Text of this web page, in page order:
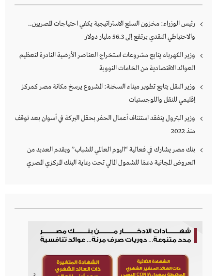
رئيس الوزراء: مخزون السلع الاستراتيجية يكفي احتياجات المصريين..
والاحتياطي النقدي يرتفع إلى 56.3 مليار دولار
وزير الكهرباء يتابع مشروعات استخراج العناصر الأرضية النادرة لتعظيم
العوائد الاقتصادية من الخامات النووية
وزير النقل يتابع تطوير ميناء السخنة: المشروع يرسخ مكانة مصر كمركز
إقليمي للنقل واللوجستيات
وزير البترول يتفقد استئناف أعمال الحفر بحقل البركة في أسوان بعد توقف
منذ 2022
بنك مصر يشارك في فعالية “اليوم العالمي للشباب” ويقدم العديد من
العروض المجانية دعمًا للشمول المالي تحت رعاية البنك المركزي المصري